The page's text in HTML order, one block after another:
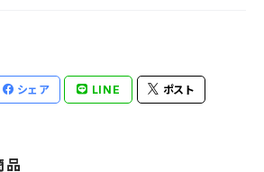
シェア LINE ポスト
品